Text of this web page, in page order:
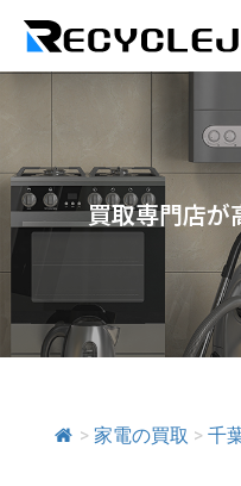
買取専門店が
> 家電の買取 > 千